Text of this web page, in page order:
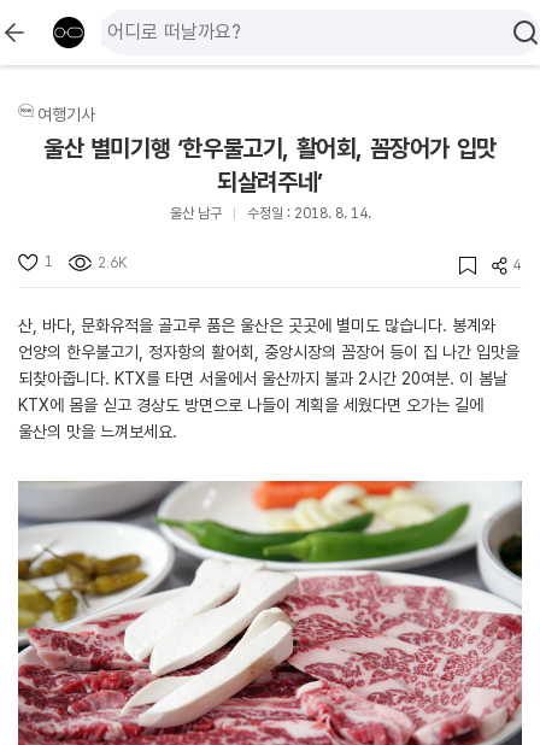
여행기사
울산 별미기행 ‘한우불고기, 활어회, 꼼장어가 입맛
되살려주네’
울산 남구 수정일 : 2018. 8. 14.
1 2.6K 4
산, 바다, 문화유적을 골고루 품은 울산은 곳곳에 별미도 많습니다. 봉계와
언양의 한우불고기, 정자항의 활어회, 중앙시장의 꼼장어 등이 집 나간 입맛을
되찾아줍니다. KTX를 타면 서울에서 울산까지 불과 2시간 20여분. 이 봄날
KTX에 몸을 싣고 경상도 방면으로 나들이 계획을 세웠다면 오가는 길에
울산의 맛을 느껴보세요.